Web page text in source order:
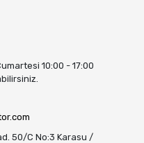
10:00 - 17:00
50/C No:3 Karasu /